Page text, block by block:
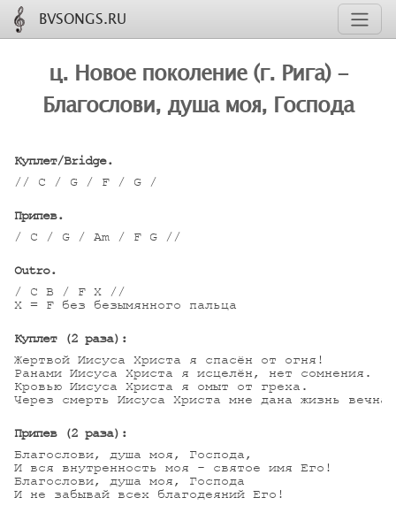
BVSONGS.RU
ц. Новое поколение (г. Рига) -
Благослови, душа моя, Господа
Куплет/Bridge.
// C / G / F / G /
Припев.
/ C / G / Am / F G //
Outro.
/ C B / F X //
X = F без безымянного пальца
Куплет (2 раза):
Жертвой Иисуса Христа я спасён от огня!
Ранами Иисуса Христа я исцелён, нет сомнения.
Кровью Иисуса Христа я омыт от греха.
Через смерть Иисуса Христа мне дана жизнь
Припев (2 раза):
Благослови, душа моя, Господа,
И вся внутренность моя - святое имя Его!
Благослови, душа моя, Господа
И не забывай всех благодеяний Его!